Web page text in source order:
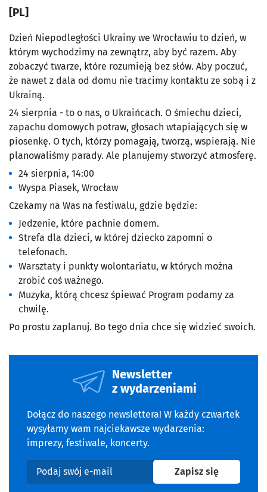
[PL]
Dzień Niepodległości Ukrainy we Wrocławiu to dzień, w
którym wychodzimy na zewnątrz, aby być razem. Aby
zobaczyć twarze, które rozumieją bez słów. Aby poczuć,
że nawet z dala od domu nie tracimy kontaktu ze sobą i z
Ukrainą.
24 sierpnia - to o nas, o Ukraińcach. O śmiechu dzieci,
zapachu domowych potraw, głosach wtapiających się w
piosenkę. O tych, którzy pomagają, tworzą, wspierają. Nie
planowaliśmy parady. Ale planujemy stworzyć atmosferę.
24 sierpnia, 14:00
Wyspa Piasek, Wrocław
Czekamy na Was na festiwalu, gdzie będzie:
Jedzenie, które pachnie domem.
Strefa dla dzieci, w której dziecko zapomni o
telefonach.
Warsztaty i punkty wolontariatu, w których można
zrobić coś ważnego.
Muzyka, którą chcesz śpiewać Program podamy za
chwilę.
Po prostu zaplanuj. Bo tego dnia chce się widzieć swoich.
Newsletter
z wydarzeniami
Dołącz do naszego newslettera! W każdy czwartek
wysyłamy wam najciekawsze wydarzenia:
imprezy, festiwale, koncerty.
Podaj swój e-mail
Zapisz sięna